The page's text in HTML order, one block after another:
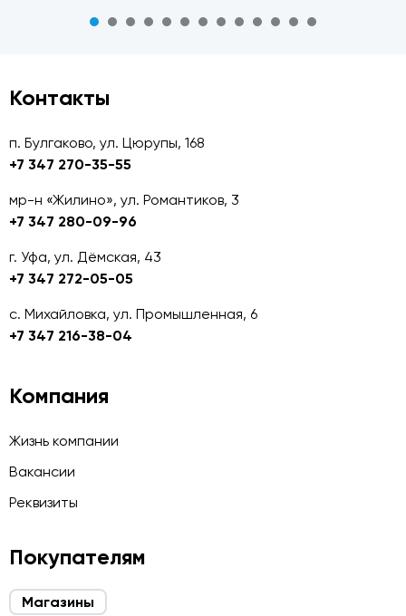
Контакты
п. Булгаково, ул. Цюрупы, 168
+7 347 270-35-55
мр-н «Жилино», ул. Романтиков, 3
+7 347 280-09-96
г. Уфа, ул. Дёмская, 43
+7 347 272-05-05
с. Михайловка, ул. Промышленная, 6
+7 347 216-38-04
Компания
Жизнь компании
Вакансии
Реквизиты
Покупателям
Магазины